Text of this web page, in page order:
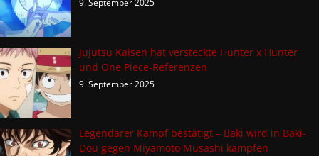
9. September 2025
Jujutsu Kaisen hat versteckte Hunter x Hunter
und One Piece-Referenzen
9. September 2025
Legendärer Kampf bestätigt – Baki wird in Baki-
Dou gegen Miyamoto Musashi kämpfen